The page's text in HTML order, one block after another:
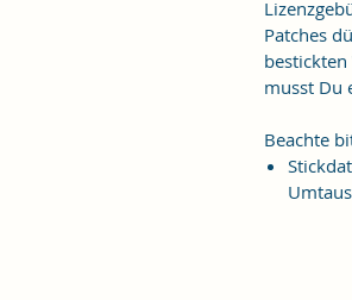
Patches
musst Du
Beachte